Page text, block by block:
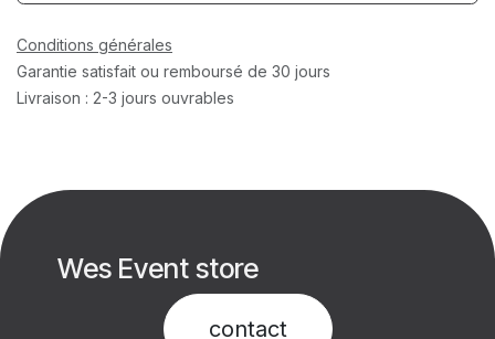
Conditions générales
Garantie satisfait ou remboursé de 30 jours
Livraison : 2-3 jours ouvrables
Wes Event store
contact​